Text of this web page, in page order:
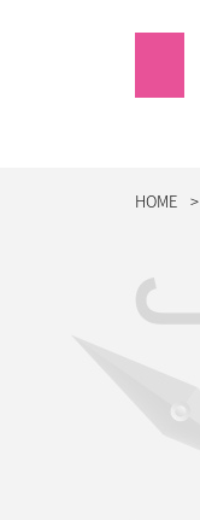
HOME